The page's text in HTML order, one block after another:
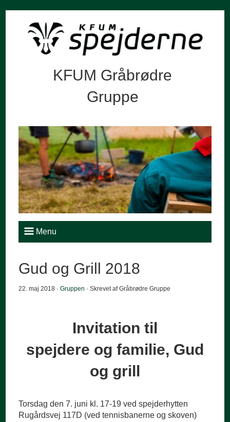
KFUM Gråbrødre
Gruppe
Menu
Gud og Grill 2018
22. maj 2018 ·Gruppen · Skrevet af Gråbrødre Gruppe
Invitation til
spejdere og familie, Gud
og grill
Torsdag den 7. juni kl. 17-19 ved spejderhytten
Rugårdsvej 117D (ved tennisbanerne og skoven)